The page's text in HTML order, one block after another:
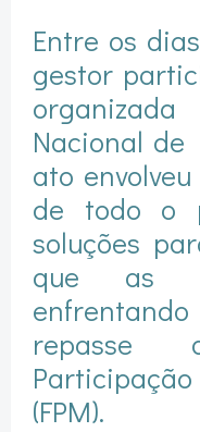
Entre os
gestor
organizada
Nacional de
ato
de todo o
soluções
que as
(FPM).